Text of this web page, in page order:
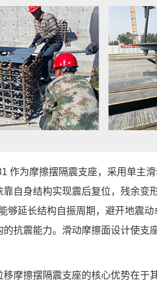
作为摩擦摆隔震支座，采用单主
自身结构实现震后复位，残余变
够延长结构自振周期，避开地震
抗震能力。滑动摩擦面设计使支
移摩擦摆隔震支座的核心优势在于